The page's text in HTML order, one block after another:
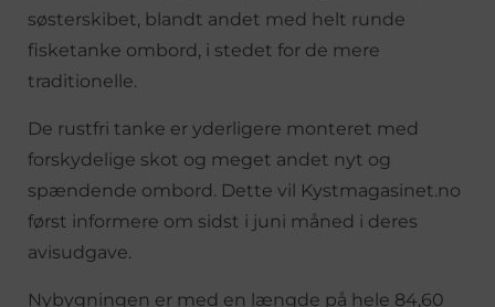
søsterskibet, blandt andet med helt runde
fisketanke ombord, i stedet for de mere
traditionelle.
De rustfri tanke er yderligere monteret med
forskydelige skot og meget andet nyt og
spændende ombord. Dette vil Kystmagasinet.no
først informere om sidst i juni måned i deres
avisudgave.
Nybygningen er med en længde på hele 84,60